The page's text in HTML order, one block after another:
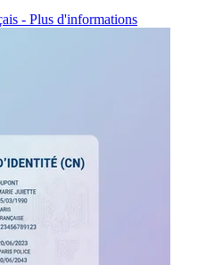
- Plus d'informations